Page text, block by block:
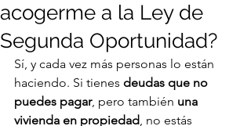
acogerme a la Ley de
Segunda Oportunidad?
Sí, y cada vez más personas lo están
haciendo. Si tienes deudas que no
puedes pagar, pero también una
vivienda en propiedad, no estás